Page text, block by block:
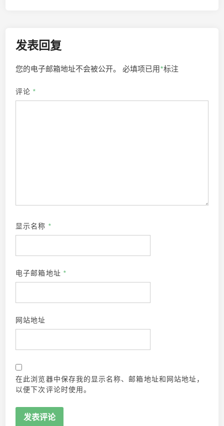
发表回复
您的电子邮箱地址不会被公开。 必填项已用*标注
评论 *
显示名称 *
电子邮箱地址 *
网站地址
在此浏览器中保存我的显示名称、邮箱地址和网站地址，
以便下次评论时使用。